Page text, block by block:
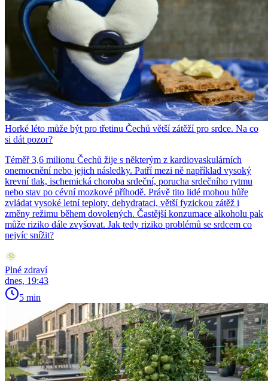
Horké léto může být pro třetinu Čechů větší zátěží pro srdce. Na co
si dát pozor?
Téměř 3,6 milionu Čechů žije s některým z kardiovaskulárních
onemocnění nebo jejich následky. Patří mezi ně například vysoký
krevní tlak, ischemická choroba srdeční, porucha srdečního rytmu
nebo stav po cévní mozkové příhodě. Právě tito lidé mohou hůře
zvládat vysoké letní teploty, dehydrataci, větší fyzickou zátěž i
změny režimu během dovolených. Častější konzumace alkoholu pak
může riziko dále zvyšovat. Jak tedy riziko problémů se srdcem co
nejvíc snížit?
Plné zdraví
dnes, 19:43
5 min